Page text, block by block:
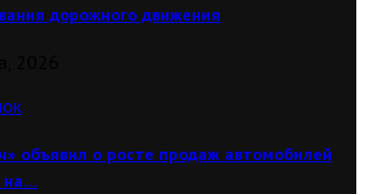
дорожного движения
объявил о росте продаж автомобилей
на…